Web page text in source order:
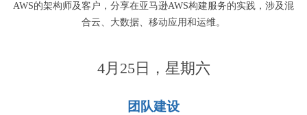
AWS的架构师及客户，分享在亚马逊AWS构建服务的实践，涉及混
合云、大数据、移动应用和运维。
4月25日，星期六
团队建设